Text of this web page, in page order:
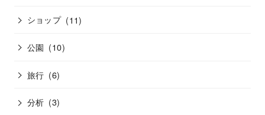
ショップ (11)
公園 (10)
旅行 (6)
分析 (3)